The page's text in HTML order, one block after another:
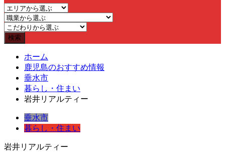
ホーム
鹿児島のおすすめ情報
垂水市
暮らし・住まい
岩井リアルティー
垂水市
暮らし・住まい
岩井リアルティー